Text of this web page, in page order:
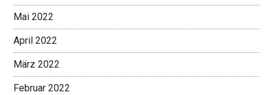
Mai 2022
April 2022
März 2022
Februar 2022